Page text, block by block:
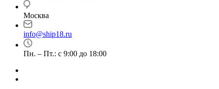
Москва
info@ship18.ru
Пн. – Пт.: с 9:00 до 18:00